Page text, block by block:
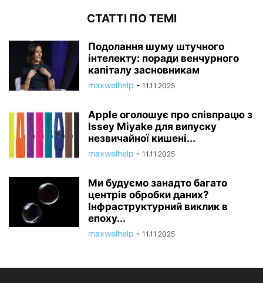
СТАТТІ ПО ТЕМІ
Подолання шуму штучного
інтелекту: поради венчурного
капіталу засновникам
maxwelhelp - 11.11.2025
Apple оголошує про співпрацю з
Issey Miyake для випуску
незвичайної кишені...
maxwelhelp - 11.11.2025
Ми будуємо занадто багато
центрів обробки даних?
Інфраструктурний виклик в
епоху...
maxwelhelp - 11.11.2025